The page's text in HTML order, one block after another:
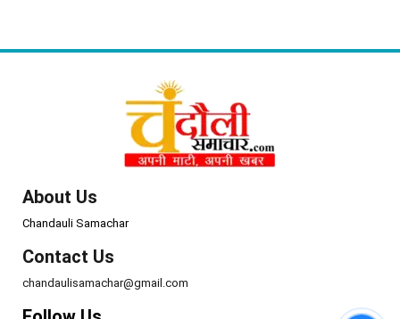
About Us
Chandauli Samachar
Contact Us
chandaulisamachar@gmail.com